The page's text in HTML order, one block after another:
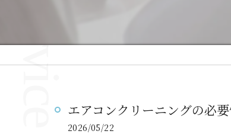
エアコンクリーニングの必
2026/05/22